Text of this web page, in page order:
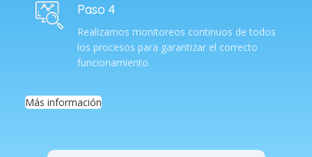
Paso 4
Realizamos monitoreos continuos de todos
los procesos para garantizar el correcto
funcionamiento.
Más información